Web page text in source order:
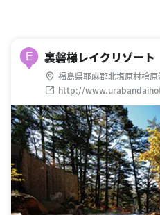
E 裏磐梯レイクリゾート
福島県耶麻郡北塩原村檜原
http://